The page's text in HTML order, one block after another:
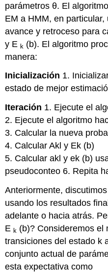
parámetros θ. El
EM a HMM, en
avance y retroceso para
y Ek (b). El algoritmo
manera:
Inicialización 1.
estado de mejor
Iteración 1. Ejecute el
2. Ejecute el algoritmo
3. Calcular la nueva
4. Calcular Akl y Ek (b)
5. Calcular akl y ek (b)
pseudoconteo 6. Repita
Anteriormente,
usando los resultados
adelante o hacia atrás.
Ek (b)? Consideremos el
transiciones del estado k
conjunto actual de
esta expectativa como